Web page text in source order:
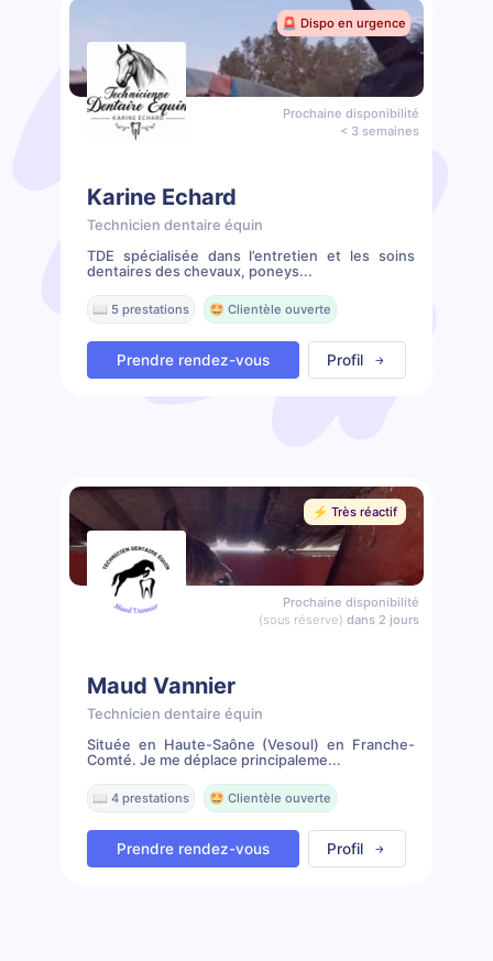
🚨 Dispo en urgence
Prochaine disponibilité
< 3 semaines
Karine Echard
Technicien dentaire équin
TDE spécialisée dans l’entretien et les soins
dentaires des chevaux, poneys...
📖 5 prestations 🤩 Clientèle ouverte
Prendre rendez-vous Profil
⚡️ Très réactif
Prochaine disponibilité
(sous réserve) dans 2 jours
Maud Vannier
Technicien dentaire équin
Située en Haute-Saône (Vesoul) en Franche-
Comté. Je me déplace principaleme...
📖 4 prestations 🤩 Clientèle ouverte
Prendre rendez-vous Profil